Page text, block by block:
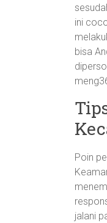
ini
bisa
Poin
jalani